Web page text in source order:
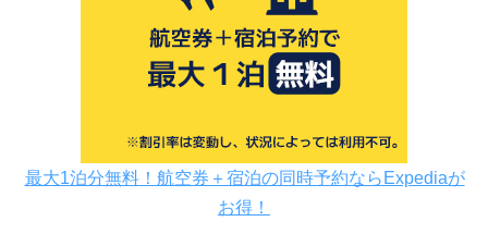
最大1泊分無料！航空券＋宿泊の同時予約ならExpediaが
お得！